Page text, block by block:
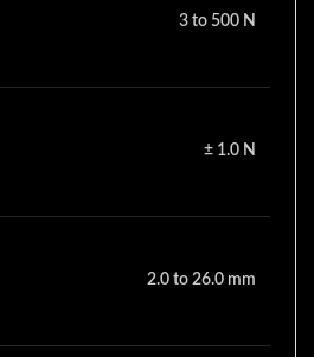
3 to 500 N
± 1.0 N
2.0 to 26.0 mm